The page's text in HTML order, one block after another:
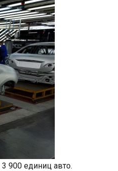
900 единиц авто.